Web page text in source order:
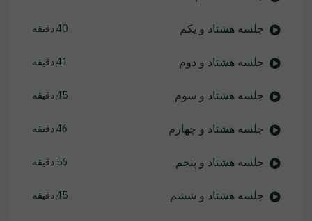
جلسه هشتاد و یکم 40 دقیقه
جلسه هشتاد و دوم 41 دقیقه
جلسه هشتاد و سوم 45 دقیقه
جلسه هشتاد و چهارم 46 دقیقه
جلسه هشتاد و پنجم 56 دقیقه
جلسه هشتاد و ششم 45 دقیقه